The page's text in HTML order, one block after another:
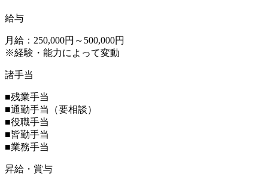
給与
月給：250,000円～500,000円
※経験・能力によって変動
諸手当
■残業手当
■通勤手当（要相談）
■役職手当
■皆勤手当
■業務手当
昇給・賞与